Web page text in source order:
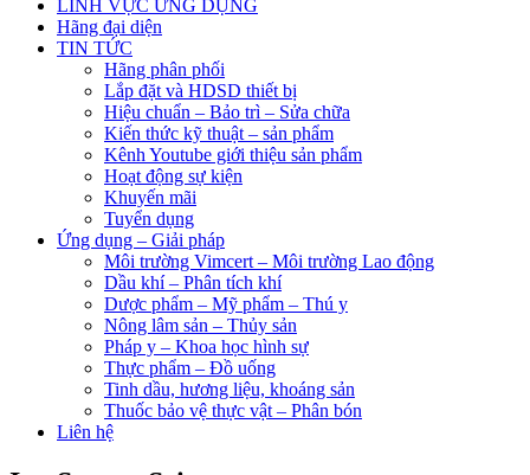
LĨNH VỰC ỨNG DỤNG
Hãng đại diện
TIN TỨC
Hãng phân phối
Lắp đặt và HDSD thiết bị
Hiệu chuẩn – Bảo trì – Sửa chữa
Kiến thức kỹ thuật – sản phẩm
Kênh Youtube giới thiệu sản phẩm
Hoạt động sự kiện
Khuyến mãi
Tuyển dụng
Ứng dụng – Giải pháp
Môi trường Vimcert – Môi trường Lao động
Dầu khí – Phân tích khí
Dược phẩm – Mỹ phẩm – Thú y
Nông lâm sản – Thủy sản
Pháp y – Khoa học hình sự
Thực phẩm – Đồ uống
Tinh dầu, hương liệu, khoáng sản
Thuốc bảo vệ thực vật – Phân bón
Liên hệ